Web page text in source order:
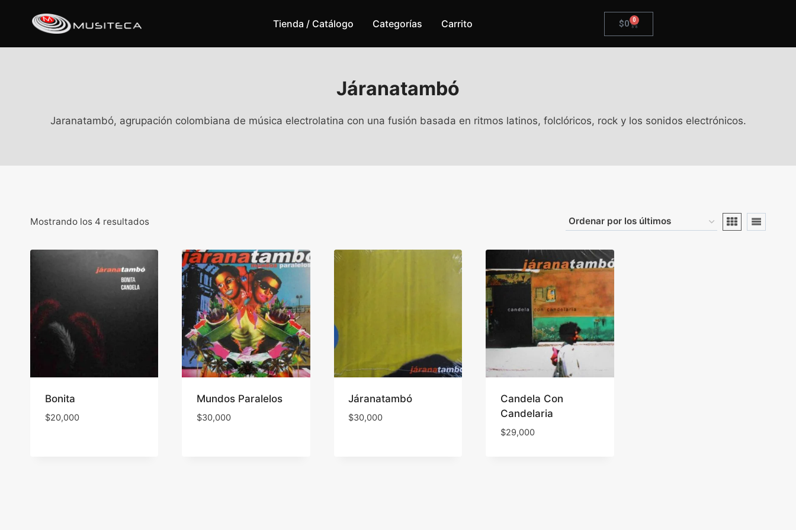
Tienda / Catálogo Categorías Carrito $0 0
Járanatambó
Jaranatambó, agrupación colombiana de música electrolatina con una fusión basada en ritmos latinos, folclóricos, rock y los sonidos electrónicos.
Mostrando los 4 resultados
Bonita
$20,000
Mundos Paralelos
$30,000
Járanatambó
$30,000
Candela Con
Candelaria
$29,000